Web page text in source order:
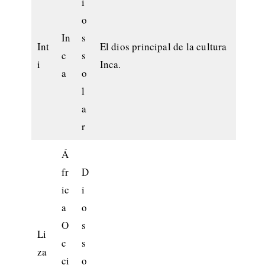
Int
i
In
c
a
o
s
s
o
l
a
r
El dios principal de la cultura
Inca.
Li
za
Á
fr
ic
a
O
c
ci
D
i
o
s
s
o